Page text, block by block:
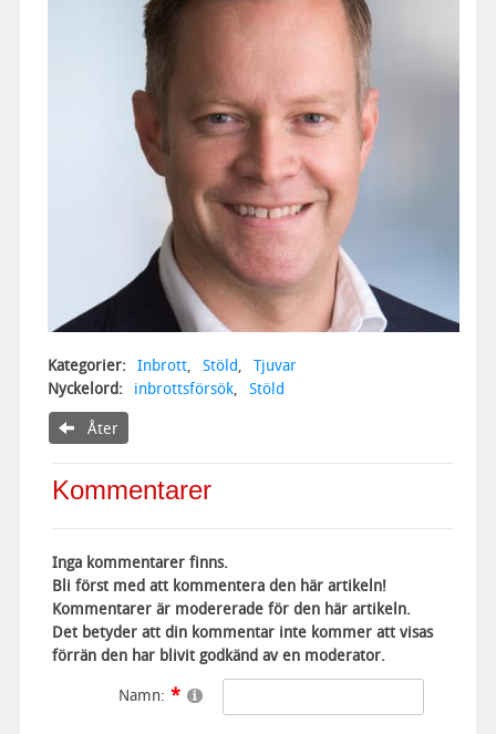
Kategorier: Inbrott, Stöld,
Tjuvar
Nyckelord:
inbrottsförsök, Stöld
Åter
Kommentarer
Inga kommentarer finns.
Bli först med att kommentera den här artikeln!
Kommentarer är modererade för den här artikeln.
Det betyder att din kommentar inte kommer att visas
förrän den har blivit godkänd av en moderator.
Namn: